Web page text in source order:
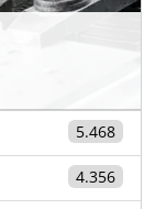
5.468
4.356